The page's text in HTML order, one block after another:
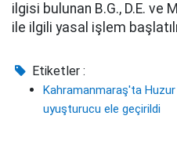
ilgisi bulunan B.G., D.E. ve
ile ilgili yasal işlem
Etiketler :
Kahramanmaraş'ta Huzur
uyuşturucu ele geçirildi